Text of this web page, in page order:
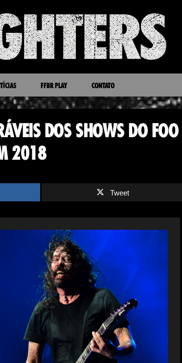
FFBR PLAY CONTATO
DOS SHOWS DO FOO
2018
Tweet